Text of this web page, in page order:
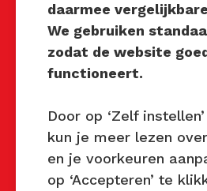
Mocht u interesse hebben
Techniek Tastbaar in uw
te organiseren of heeft u
vragen over dit evenement,
via de gegevens.
Privacy Beleid
Disclaimer
daarmee
We gebruiken
zodat de website
functioneert.
Door op ‘Zelf
kun je meer lezen
en je voorkeuren
op ‘Accepteren’ te